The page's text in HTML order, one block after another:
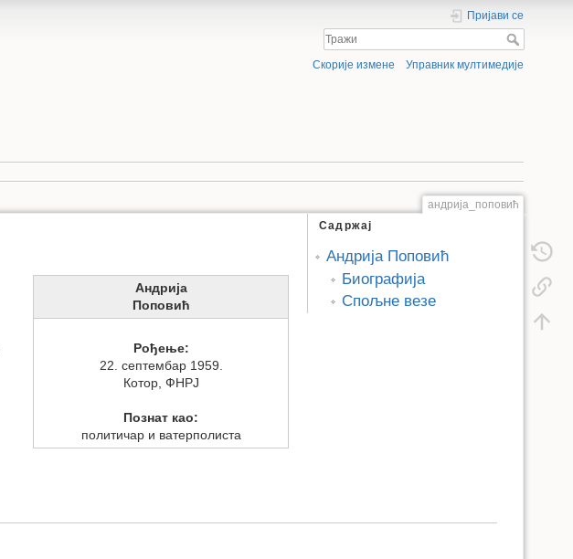
Пријави се
Скорије измене Управник мултимедије
андрија_поповић
Садржај
Андрија Поповић
Биографија
Спољне везе
Андрија
Поповић
Рођење:
22. септембар 1959.
Котор, ФНРЈ
Познат као:
политичар и ватерполиста